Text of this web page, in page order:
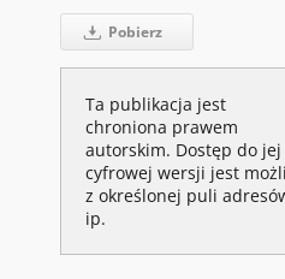
Pobierz
Ta publikacja jest
chroniona prawem
autorskim. Dostęp do jej
cyfrowej wersji jest
z określonej puli
ip.